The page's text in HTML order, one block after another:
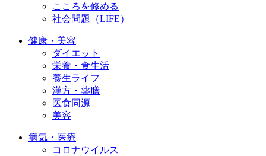
こころを修める
社会問題（LIFE）
健康・美容
ダイエット
栄養・食生活
養生ライフ
漢方・薬膳
医食同源
美容
病気・医療
コロナウイルス